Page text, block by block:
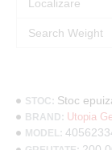
Localizare
Search Weight
STOC: Stoc
BRAND: Utopia
MODEL: